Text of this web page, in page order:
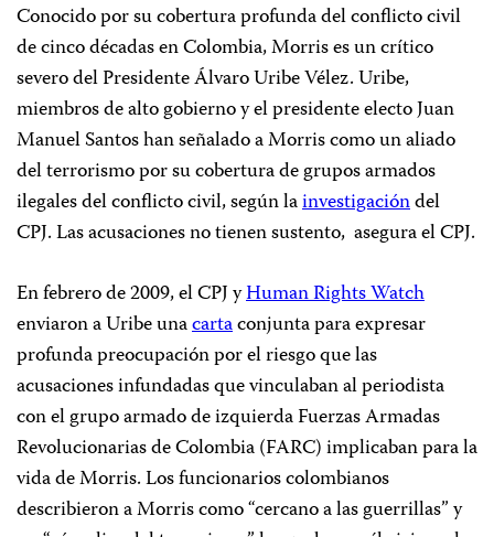
Conocido por su cobertura profunda del conflicto civil
de cinco décadas en Colombia, Morris es un crítico
severo del Presidente Álvaro Uribe Vélez. Uribe,
miembros de alto gobierno y el presidente electo Juan
Manuel Santos han señalado a Morris como un aliado
del terrorismo por su cobertura de grupos armados
ilegales del conflicto civil, según lainvestigacióndel
CPJ. Las acusaciones no tienen sustento, asegura el CPJ.
En febrero de 2009, el CPJ yHuman Rights Watch
enviaron a Uribe unacartaconjunta para expresar
profunda preocupación por el riesgo que las
acusaciones infundadas que vinculaban al periodista
con el grupo armado de izquierda Fuerzas Armadas
Revolucionarias de Colombia (FARC) implicaban para la
vida de Morris. Los funcionarios colombianos
describieron a Morris como “cercano a las guerrillas” y